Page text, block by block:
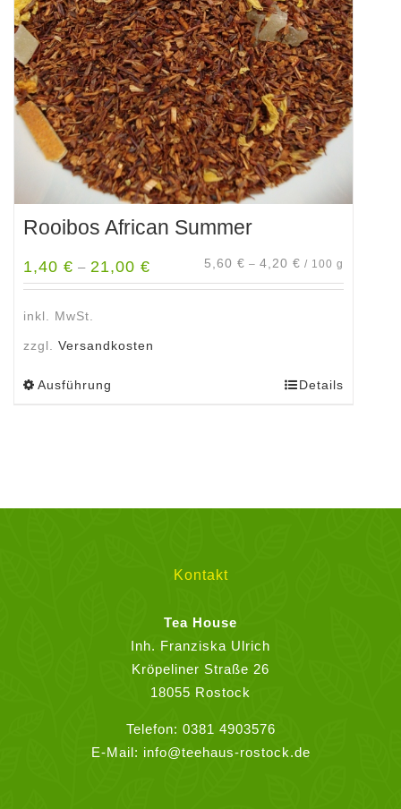
können
auf
der
Produktseite
gewählt
werden
Rooibos African Summer
1,40 € – 21,00 € 5,60 € – 4,20 € / 100 g
inkl. MwSt.
zzgl. Versandkosten
Ausführung
Produktseite
gewählt
werden
Details
Kontakt
Tea House
Inh. Franziska Ulrich
Kröpeliner Straße 26
18055 Rostock
Telefon: 0381 4903576
E-Mail: info@teehaus-rostock.de